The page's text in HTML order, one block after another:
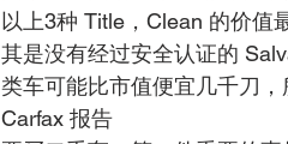
以上3种 Title，Clean 的价值
其是没有经过安全认证的
类车可能比市值便宜几千刀，
Carfax 报告